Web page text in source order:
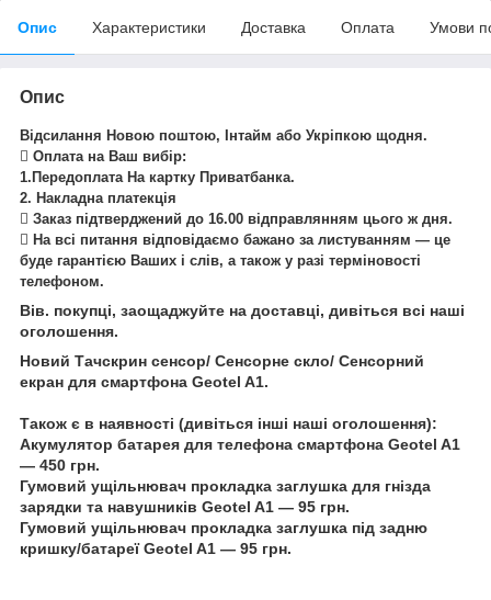
Опис Характеристики Доставка Оплата Умови
Опис
Відсилання Новою поштою, Інтайм або Укріпкою щодня.
 Оплата на Ваш вибір:
1.Передоплата На картку Приватбанка.
2. Накладна платекція
 Заказ підтверджений до 16.00 відправлянням цього ж дня.
 На всі питання відповідаємо бажано за листуванням — це
буде гарантією Ваших і слів, а також у разі терміновості
телефоном.
Вів. покупці, заощаджуйте на доставці, дивіться всі наші
оголошення.
Новий Тачскрин сенсор/ Сенсорне скло/ Сенсорний
екран для смартфона Geotel A1.
Також є в наявності (дивіться інші наші оголошення):
Акумулятор батарея для телефона смартфона Geotel A1
— 450 грн.
Гумовий ущільнювач прокладка заглушка для гнізда
зарядки та навушників Geotel A1 — 95 грн.
Гумовий ущільнювач прокладка заглушка під задню
кришку/батареї Geotel A1 — 95 грн.